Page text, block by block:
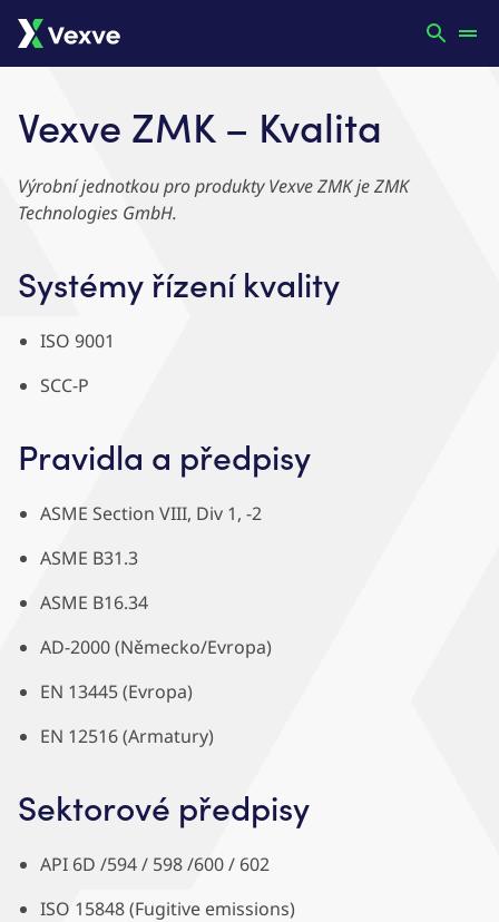
Vexve ZMK – Kvalita
Výrobní jednotkou pro produkty Vexve ZMK je ZMK
Technologies GmbH.
Systémy řízení kvality
ISO 9001
SCC-P
Pravidla a předpisy
ASME Section VIII, Div 1, -2
ASME B31.3
ASME B16.34
AD-2000 (Německo/Evropa)
EN 13445 (Evropa)
EN 12516 (Armatury)
Sektorové předpisy
API 6D /594 / 598 /600 / 602
ISO 15848 (Fugitive emissions)